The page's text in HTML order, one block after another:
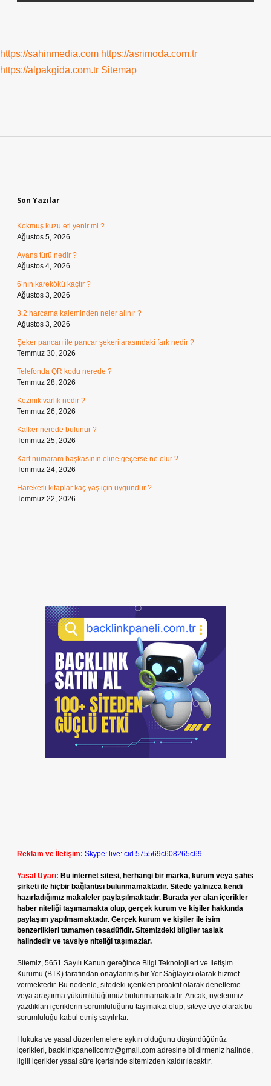
https://sahinmedia.com https://asrimoda.com.tr
https://alpakgida.com.tr Sitemap
Son Yazılar
Kokmuş kuzu eti yenir mi ?
Ağustos 5, 2026
Avans türü nedir ?
Ağustos 4, 2026
6’nın karekökü kaçtır ?
Ağustos 3, 2026
3.2 harcama kaleminden neler alınır ?
Ağustos 3, 2026
Şeker pancarı ile pancar şekeri arasındaki fark nedir ?
Temmuz 30, 2026
Telefonda QR kodu nerede ?
Temmuz 28, 2026
Kozmik varlık nedir ?
Temmuz 26, 2026
Kalker nerede bulunur ?
Temmuz 25, 2026
Kart numaram başkasının eline geçerse ne olur ?
Temmuz 24, 2026
Hareketli kitaplar kaç yaş için uygundur ?
Temmuz 22, 2026
Reklam ve İletişim: Skype: live:.cid.575569c608265c69
Yasal Uyarı: Bu internet sitesi, herhangi bir marka, kurum veya şahıs
şirketi ile hiçbir bağlantısı bulunmamaktadır. Sitede yalnızca kendi
hazırladığımız makaleler paylaşılmaktadır. Burada yer alan içerikler
haber niteliği taşımamakta olup, gerçek kurum ve kişiler hakkında
paylaşım yapılmamaktadır. Gerçek kurum ve kişiler ile isim
benzerlikleri tamamen tesadüfidir. Sitemizdeki bilgiler taslak
halindedir ve tavsiye niteliği taşımazlar.
Sitemiz, 5651 Sayılı Kanun gereğince Bilgi Teknolojileri ve İletişim
Kurumu (BTK) tarafından onaylanmış bir Yer Sağlayıcı olarak hizmet
vermektedir. Bu nedenle, sitedeki içerikleri proaktif olarak denetleme
veya araştırma yükümlülüğümüz bulunmamaktadır. Ancak, üyelerimiz
yazdıkları içeriklerin sorumluluğunu taşımakta olup, siteye üye olarak bu
sorumluluğu kabul etmiş sayılırlar.
Hukuka ve yasal düzenlemelere aykırı olduğunu düşündüğünüz
içerikleri, backlinkpanelicomtr@gmail.com adresine bildirmeniz halinde,
ilgili içerikler yasal süre içerisinde sitemizden kaldırılacaktır.